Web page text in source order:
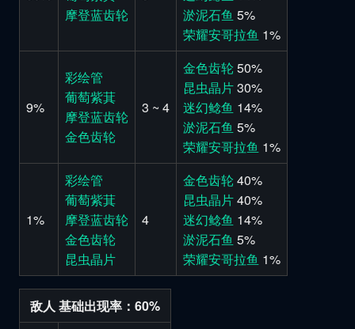
摩登蓝齿轮
淤泥石鱼 5%
荣耀安哥拉鱼 1%
9%
彩绘管
葡萄紫萁
摩登蓝齿轮
金色齿轮
3 ~ 4
金色齿轮 50%
昆虫晶片30%
迷幻鲶鱼 14%
淤泥石鱼 5%
荣耀安哥拉鱼 1%
1%
彩绘管
葡萄紫萁
摩登蓝齿轮
金色齿轮
昆虫晶片
4
金色齿轮 40%
昆虫晶片40%
迷幻鲶鱼 14%
淤泥石鱼 5%
荣耀安哥拉鱼 1%
敌人 基础出现率：60%